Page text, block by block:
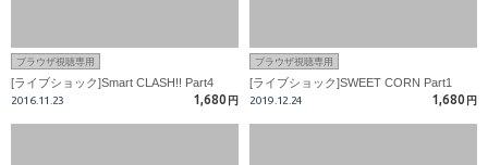
ブラウザ視聴専用
[ライブショック]Smart CLASH!! Part4
2016.11.23 1,680 円
ブラウザ視聴専用
[ライブショック]SWEET CORN Part1
2019.12.24 1,680 円